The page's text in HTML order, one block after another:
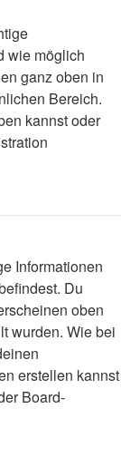
wie möglich
ganz oben in
Bereich.
kannst oder
Informationen
Du
oben
wurden. Wie bei
erstellen kannst
Board-